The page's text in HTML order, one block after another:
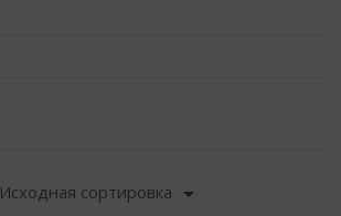
Исходная сортировка